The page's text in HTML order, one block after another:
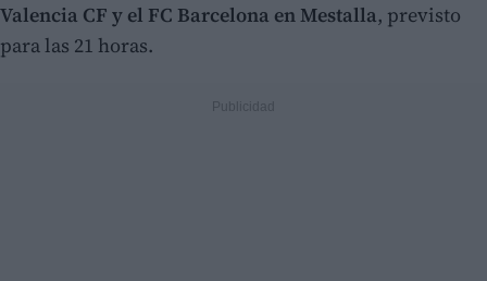
Valencia CF y el FC Barcelona en Mestalla, previsto
para las 21 horas.